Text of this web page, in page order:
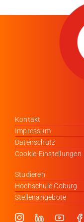
Stellenangebote
Kontakt
Impressum
Datenschutz
Cookie-Einstellungen
Studieren
Hochschule Coburg
Stellenangebote